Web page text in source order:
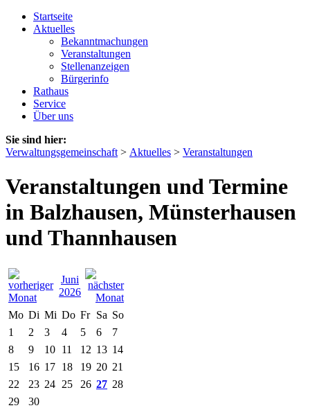
Startseite
Aktuelles
Bekanntmachungen
Veranstaltungen
Stellenanzeigen
Bürgerinfo
Rathaus
Service
Über uns
Sie sind hier:
Verwaltungsgemeinschaft > Aktuelles > Veranstaltungen
Veranstaltungen und Termine
in Balzhausen, Münsterhausen
und Thannhausen
Juni
2026
Mo Di Mi Do Fr Sa So
1
2 3 4 5 6
7
8
9 10 11 12 13 14
15
16 17 18 19 20 21
22
23 24 25 26 27 28
29
30